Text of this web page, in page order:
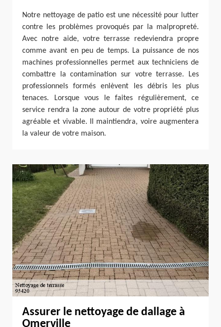
Notre nettoyage de patio est une nécessité pour lutter
contre les problèmes provoqués par la malpropreté.
Avec notre aide, votre terrasse redeviendra propre
comme avant en peu de temps. La puissance de nos
machines professionnelles permet aux techniciens de
combattre la contamination sur votre terrasse. Les
professionnels formés enlèvent les débris les plus
tenaces. Lorsque vous le faites régulièrement, ce
service rendra la zone autour de votre propriété plus
agréable et vivable. Il maintiendra, voire augmentera
la valeur de votre maison.
Assurer le nettoyage de dallage à
Omerville